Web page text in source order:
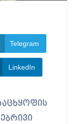
Telegram
LinkedIn